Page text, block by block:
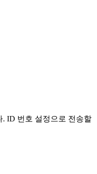
. ID 번호 설정으로 전송할